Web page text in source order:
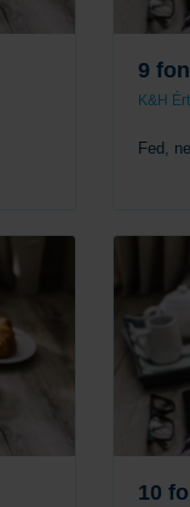
9
K&H
Fed,
10